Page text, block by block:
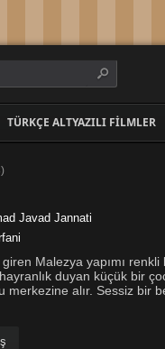
TÜRKÇE ALTYAZILI FILMLER
)
Javad Jannati
Malezya yapımı
duyan küçük bir
alır. Sessiz bir